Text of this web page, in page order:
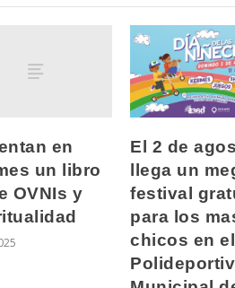
en
un libro
OVNIs y
El 2 de
llega un
festival
para los
chicos en el